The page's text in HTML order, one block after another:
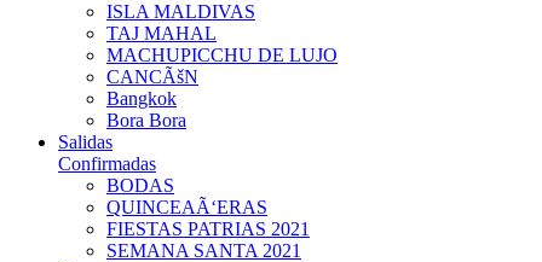
ISLA MALDIVAS
TAJ MAHAL
MACHUPICCHU DE LUJO
CANCÃšN
Bangkok
Bora Bora
Salidas
Confirmadas
BODAS
QUINCEAÃ‘ERAS
FIESTAS PATRIAS 2021
SEMANA SANTA 2021